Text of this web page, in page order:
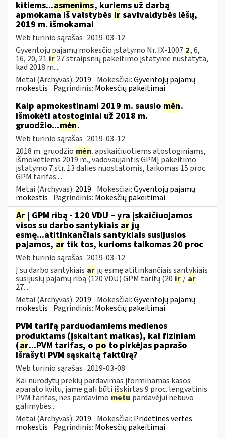
kitiems...asmenims, kuriems už darbą
apmokama iš valstybės ir savivaldybės lėšų,
2019 m. išmokamai
Web turinio sąrašas 2019-03-12
Gyventojų pajamų mokesčio įstatymo Nr. IX-1007 2, 6,
16, 20, 21 ir 27 straipsnių pakeitimo įstatyme nustatyta,
kad 2018 m....
Metai (Archyvas): 2019 Mokesčiai:Gyventojų pajamų
mokestis Pagrindinis: Mokesčių pakeitimai
Kaip apmokestinami 2019 m. sausio mėn.
išmokėti atostoginiai už 2018 m.
gruodžio...mėn.
Web turinio sąrašas 2019-03-12
2018 m. gruodžio mėn. apskaičiuotiems atostoginiams,
išmokėtiems 2019 m., vadovaujantis GPMĮ pakeitimo
įstatymo 7 str. 13 dalies nuostatomis, taikomas 15 proc.
GPM tarifas....
Metai (Archyvas): 2019 Mokesčiai:Gyventojų pajamų
mokestis Pagrindinis: Mokesčių pakeitimai
Ar į GPM ribą - 120 VDU – yra įskaičiuojamos
visos su darbo santykiais arjų
esmę...atitinkančiais santykiais susijusios
pajamos, ar tik tos, kurioms taikomas 20 proc
Web turinio sąrašas 2019-03-12
Į su darbo santykiais ar jų esmę atitinkančiais santykiais
susijusių pajamų ribą (120 VDU) GPM tarifų (20 ir / ar
27...
Metai (Archyvas): 2019 Mokesčiai:Gyventojų pajamų
mokestis Pagrindinis: Mokesčių pakeitimai
PVM tarifą parduodamiems medienos
produktams (įskaitant malkas), kai fiziniam
(ar...PVM tarifas, o po to pirkėjas paprašo
išrašyti PVM sąskaitą faktūrą?
Web turinio sąrašas 2019-03-08
Kai nurodytų prekių pardavimas įforminamas kasos
aparato kvitu, jame gali būti išskirtas 9 proc. lengvatinis
PVM tarifas, nes pardavimo metu pardavėjui nebuvo
galimybės...
Metai (Archyvas): 2019 Mokesčiai: Pridėtinės vertės
mokestis Pagrindinis: Mokesčių pakeitimai